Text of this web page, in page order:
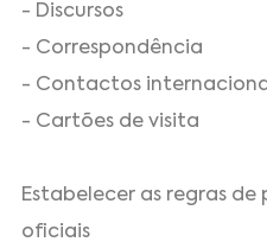
- Discursos
- Correspondência
- Contactos
- Cartões de visita
Estabelecer as regras
oficiais